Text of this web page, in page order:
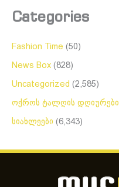
Categories
Fashion Time (50)
News Box (828)
Uncategorized (2,585)
ოქროს ტალღის დღიურები
სიახლეები (6,343)